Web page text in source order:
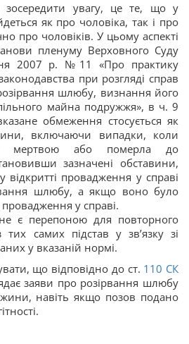
увагу, це те, що у
як про чоловіка, так і про
про чоловіків. У цьому аспекті
пленуму Верховного Суду
2007 р. №11 «Про практику
при розгляді справ
шлюбу, визнання його
майна подружжя», в ч. 9
обмеження стосується як
включаючи випадки, коли
мертвою або померла до
зазначені обставини,
відкритті провадження у справі
шлюбу, а якщо воно було
у справі.
є перепоною для повторного
самих підстав у зв’язку зі
у вказаній нормі.
що відповідно до ст. 110 СК
заяви про розірвання шлюбу
навіть якщо позов подано